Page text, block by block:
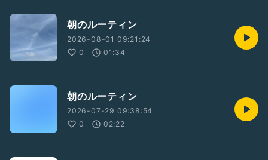
朝のルーティン
2026-08-01 09:21:24
0
01:34
朝のルーティン
2026-07-29 09:38:54
0
02:22